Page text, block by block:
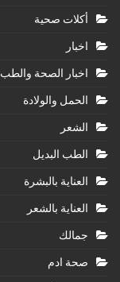
أكلات صحية
اخبار
اخبار الصحة والطب
الحمل والولادة
الشعر
الطب البديل
العناية بالبشرة
العناية بالشعر
جمالك
صحة ادم